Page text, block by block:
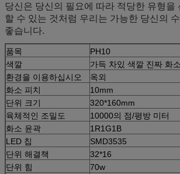
당신은 당신의 필요에 따라 적당한 유형을
할 수 있는 것처럼 우리는 가능한 당신의
좋습니다.
품목
PH10
색깔
가득 차있 색깔 진짜 화소
환경을 이용하십시오
옥외
화소 피치
10mm
단위 크기
320*160mm
육체적인 조밀도
10000의 점/평방 미터
화소 윤곽
1R1G1B
LED 칩
SMD3535
단위 해결책
32*16
단위 힘
70w